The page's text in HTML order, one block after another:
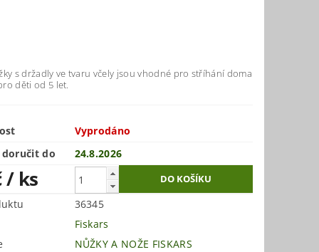
s držadly ve tvaru včely jsou vhodné pro stříhání doma
děti od 5 let.
Vyprodáno
doručit do
24.8.2026
/ ks
36345
Fiskars
NŮŽKY A NOŽE FISKARS